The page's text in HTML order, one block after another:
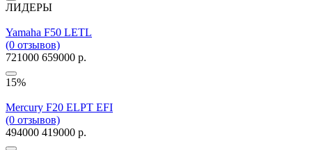
ЛИДЕРЫ
Yamaha F50 LETL
(0 отзывов)
721000 659000 р.
15%
Mercury F20 ELPT EFI
(0 отзывов)
494000 419000 р.